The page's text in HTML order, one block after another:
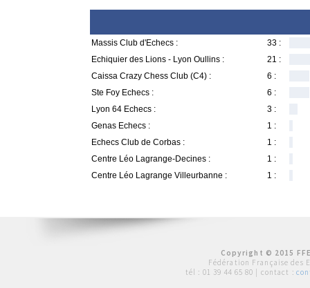
Massis Club d'Echecs :
33 :
Echiquier des Lions - Lyon Oullins :
21 :
Caissa Crazy Chess Club (C4) :
6 :
Ste Foy Echecs :
6 :
Lyon 64 Echecs :
3 :
Genas Echecs :
1 :
Echecs Club de Corbas :
1 :
Centre Léo Lagrange-Decines :
1 :
Centre Léo Lagrange Villeurbanne :
1 :
Copyright © 2015
Fédération Française des
tél : 01 39 44 65 80 | contact :